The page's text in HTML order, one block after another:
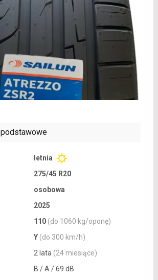
podstawowe
letnia
275/45 R20
osobowa
2025
110 (do 1060 kg/oponę)
Y (do 300 km/h)
2 lata (24 miesiące)
B / A / 69 dB